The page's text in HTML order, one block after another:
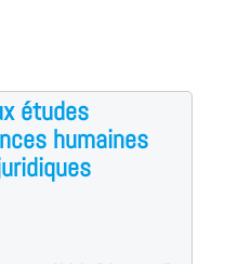
études
humaines